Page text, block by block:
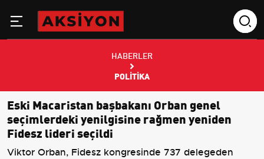
HABERLER
POLITIKA
Eski Macaristan başbakanı Orban genel
seçimlerdeki yenilgisine rağmen yeniden
Fidesz lideri seçildi
Viktor Orban, Fidesz kongresinde 737 delegeden